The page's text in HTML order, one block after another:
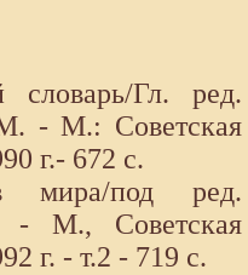
словарь/Гл. ред.
- М.: Советская
г.- 672 с.
мира/под ред.
- М., Советская
г. - т.2 - 719 с.